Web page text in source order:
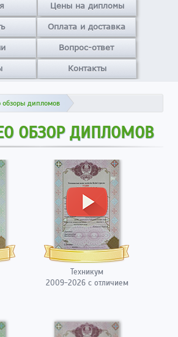
Цены на дипломы
Оплата и доставка
Вопрос-ответ
Контакты
обзоры дипломов
ОБЗОР ДИПЛОМОВ
Техникум
2009-2026 с отличием